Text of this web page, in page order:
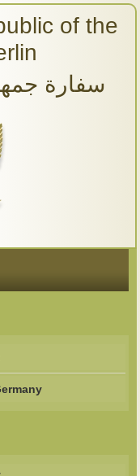
of the
سفارة